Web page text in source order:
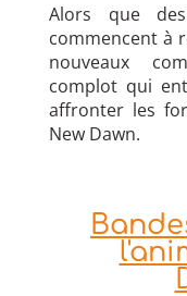
Alors que
commencent à
nouveaux
complot qui
affronter les
New Dawn.